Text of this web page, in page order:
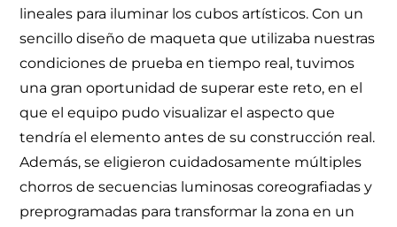
lineales para iluminar los cubos artísticos. Con un
sencillo diseño de maqueta que utilizaba nuestras
condiciones de prueba en tiempo real, tuvimos
una gran oportunidad de superar este reto, en el
que el equipo pudo visualizar el aspecto que
tendría el elemento antes de su construcción real.
Además, se eligieron cuidadosamente múltiples
chorros de secuencias luminosas coreografiadas y
preprogramadas para transformar la zona en un